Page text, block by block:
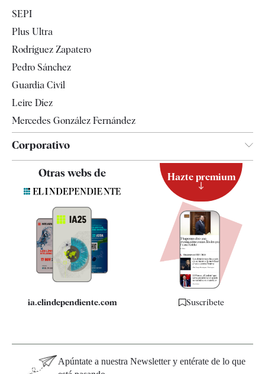
Televisión
SEPI
Plus Ultra
Rodríguez Zapatero
Pedro Sánchez
Guardia Civil
Leire Díez
Mercedes González Fernández
Corporativo
Contacto
Quiénes somos
Especificaciones
Otras webs de
ia.elindependiente.com
Hazte premium
Suscríbete
Apúntate a nuestra Newsletter y entérate de lo que